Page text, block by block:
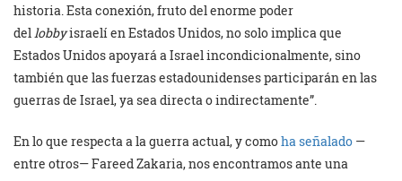
historia. Esta conexión, fruto del enorme poder
dellobbyisraelí en Estados Unidos, no solo implica que
Estados Unidos apoyará a Israel incondicionalmente, sino
también que las fuerzas estadounidenses participarán en las
guerras de Israel, ya sea directa o indirectamente”.
En lo que respecta a la guerra actual, y comoha señalado —
entre otros— Fareed Zakaria, nos encontramos ante una